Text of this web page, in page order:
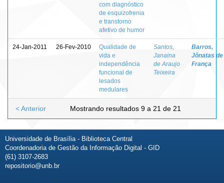
com diagnóstico
de esquizofrenia
e transtorno
afetivo de humor
24-Jan-2011 26-Fev-2010
Qualidade de
vida e
independência
funcional de
lesados
medulares
Santos,
Janaina
de Araujo
Teixeira
Barros,
Jônatas de
França
Mostrando resultados 9 a 21 de 21
< Anterior
Universidade de Brasília - Biblioteca Central
Coordenadoria de Gestão da Informação Digital - GID
(61) 3107-2683
repositorio@unb.br